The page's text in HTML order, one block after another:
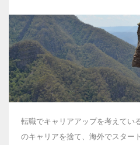
転職でキャリアアップを考えてい
のキャリアを捨て、海外でスター